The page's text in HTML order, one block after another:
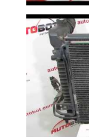
Cross Polo II
Scirocco III
Sharan Mk
Sharan Mk I
Sharan Mk
Touareg I